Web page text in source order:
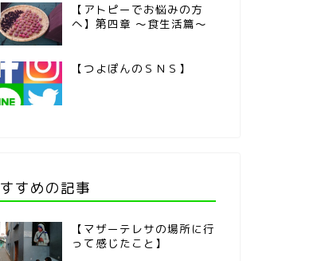
【アトピーでお悩みの方
へ】第四章 ～食生活篇～
【つよぽんのＳＮＳ】
おすすめの記事
【マザーテレサの場所に行
って感じたこと】